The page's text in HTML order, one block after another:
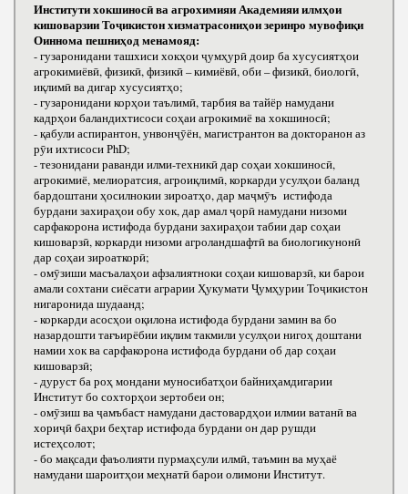
Институти хокшиносӣ ва агрохимияи Академияи илмҳои
кишоварзии Тоҷикистон хизматрасониҳои зеринро мувофиқи
Оиннома пешниҳод менамояд:
- гузаронидани ташхиси хокҳои ҷумҳурӣ доир ба хусусиятҳои
агрокимиёвӣ, физикӣ, физикӣ – кимиёвӣ, оби – физикӣ, биологӣ,
иқлимӣ ва дигар хусусиятҳо;
- гузаронидани корҳои таълимӣ, тарбия ва тайёр намудани
кадрҳои баландихтисоси соҳаи агрокимиё ва хокшиносӣ;
- қабули аспирантон, унвонҷӯён, магистрантон ва докторанон аз
рӯи ихтисоси РhD;
- тезонидани раванди илми-техникӣ дар соҳаи хокшиносӣ,
агрокимиё, мелиоратсия, агроиқлимӣ, коркарди усулҳои баланд
бардоштани ҳосилнокии зироатҳо, дар маҷмӯъ истифода
бурдани захираҳои обу хок, дар амал ҷорӣ намудани низоми
сарфакорона истифода бурдани захираҳои табии дар соҳаи
кишоварзӣ, коркарди низоми агроландшафтӣ ва биологикунонӣ
дар соҳаи зироаткорӣ;
- омӯзиши масъалаҳои афзалиятноки соҳаи кишоварзӣ, ки барои
амали сохтани сиёсати аграрии Ҳукумати Ҷумҳурии Тоҷикистон
нигаронида шудаанд;
- коркарди асосҳои оқилона истифода бурдани замин ва бо
назардошти тағъирёбии иқлим такмили усулҳои нигоҳ доштани
намии хок ва сарфакорона истифода бурдани об дар соҳаи
кишоварзӣ;
- дуруст ба роҳ мондани муносибатҳои байниҳамдигарии
Институт бо сохторҳои зертобеи он;
- омӯзиш ва ҷамъбаст намудани дастовардҳои илмии ватанӣ ва
хориҷӣ баҳри беҳтар истифода бурдани он дар рушди
истеҳсолот;
- бо мақсади фаъолияти пурмаҳсули илмӣ, таъмин ва муҳаё
намудани шароитҳои меҳнатӣ барои олимони Институт.